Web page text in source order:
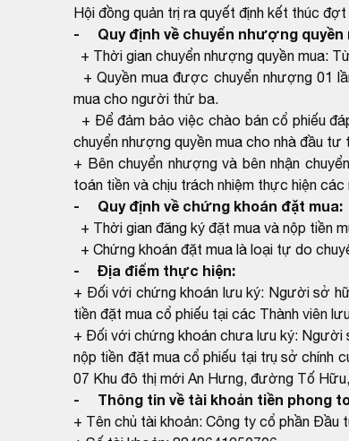
Hội đồng quản trị ra quyết định kết thúc đợt
- Quy định về chuyển nhượng quyền
+ Thời gian chuyển nhượng quyền mua:
+ Quyền mua được chuyển nhượng 01
mua cho người thứ ba.
+ Để đảm bảo việc chào bán cổ phiếu
chuyển nhượng quyền mua cho nhà đầu tư
+ Bên chuyển nhượng và bên nhận
toán tiền và chịu trách nhiệm thực hiện các
- Quy định về chứng khoán đặt mua:
+ Thời gian đăng ký đặt mua và nộp tiền
+ Chứng khoán đặt mua là loại tự do
- Địa điểm thực hiện:
+ Đối với chứng khoán lưu ký: Người sở
tiền đặt mua cổ phiếu tại các Thành viên
+ Đối với chứng khoán chưa lưu ký: Người
nộp tiền đặt mua cổ phiếu tại trụ sở chính
07 Khu đô thị mới An Hưng, đường Tố
- Thông tin về tài khoản tiền phong
+ Tên chủ tài khoản: Công ty cổ phần Đầu